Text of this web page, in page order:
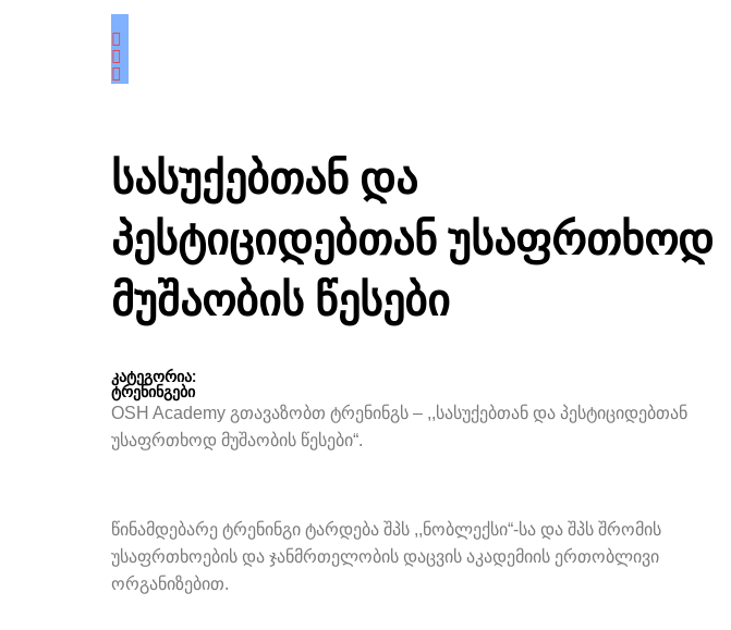
სასუქებთან და
პესტიციდებთან უსაფრთხოდ
მუშაობის წესები
კატეგორია:
ტრენინგები
OSH Academy გთავაზობთ ტრენინგს – ,,სასუქებთან და პესტიციდებთან
უსაფრთხოდ მუშაობის წესები“.
წინამდებარე ტრენინგი ტარდება შპს ,,ნობლექსი“-სა და შპს შრომის
უსაფრთხოების და ჯანმრთელობის დაცვის აკადემიის ერთობლივი
ორგანიზებით.